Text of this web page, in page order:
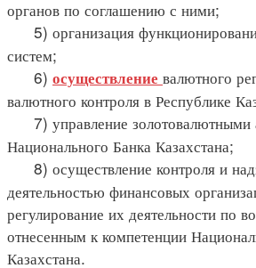
органов по соглашению с ними;
5) организация
систем;
6) осуществление валютного
валютного контроля в Республике
7) управление золотовалютными
Национального Банка Казахстана;
8) осуществление контроля и
деятельностью финансовых
регулирование их деятельности по
отнесенным к компетенции
Казахстана.